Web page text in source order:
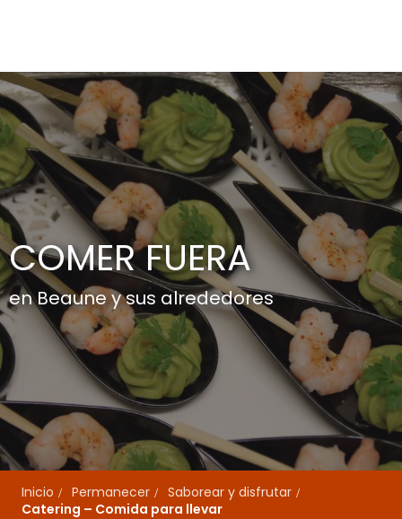
COMER FUERA
en Beaune y sus alrededores
Inicio Permanecer
Saborear y disfrutar
Catering – Comida para llevar